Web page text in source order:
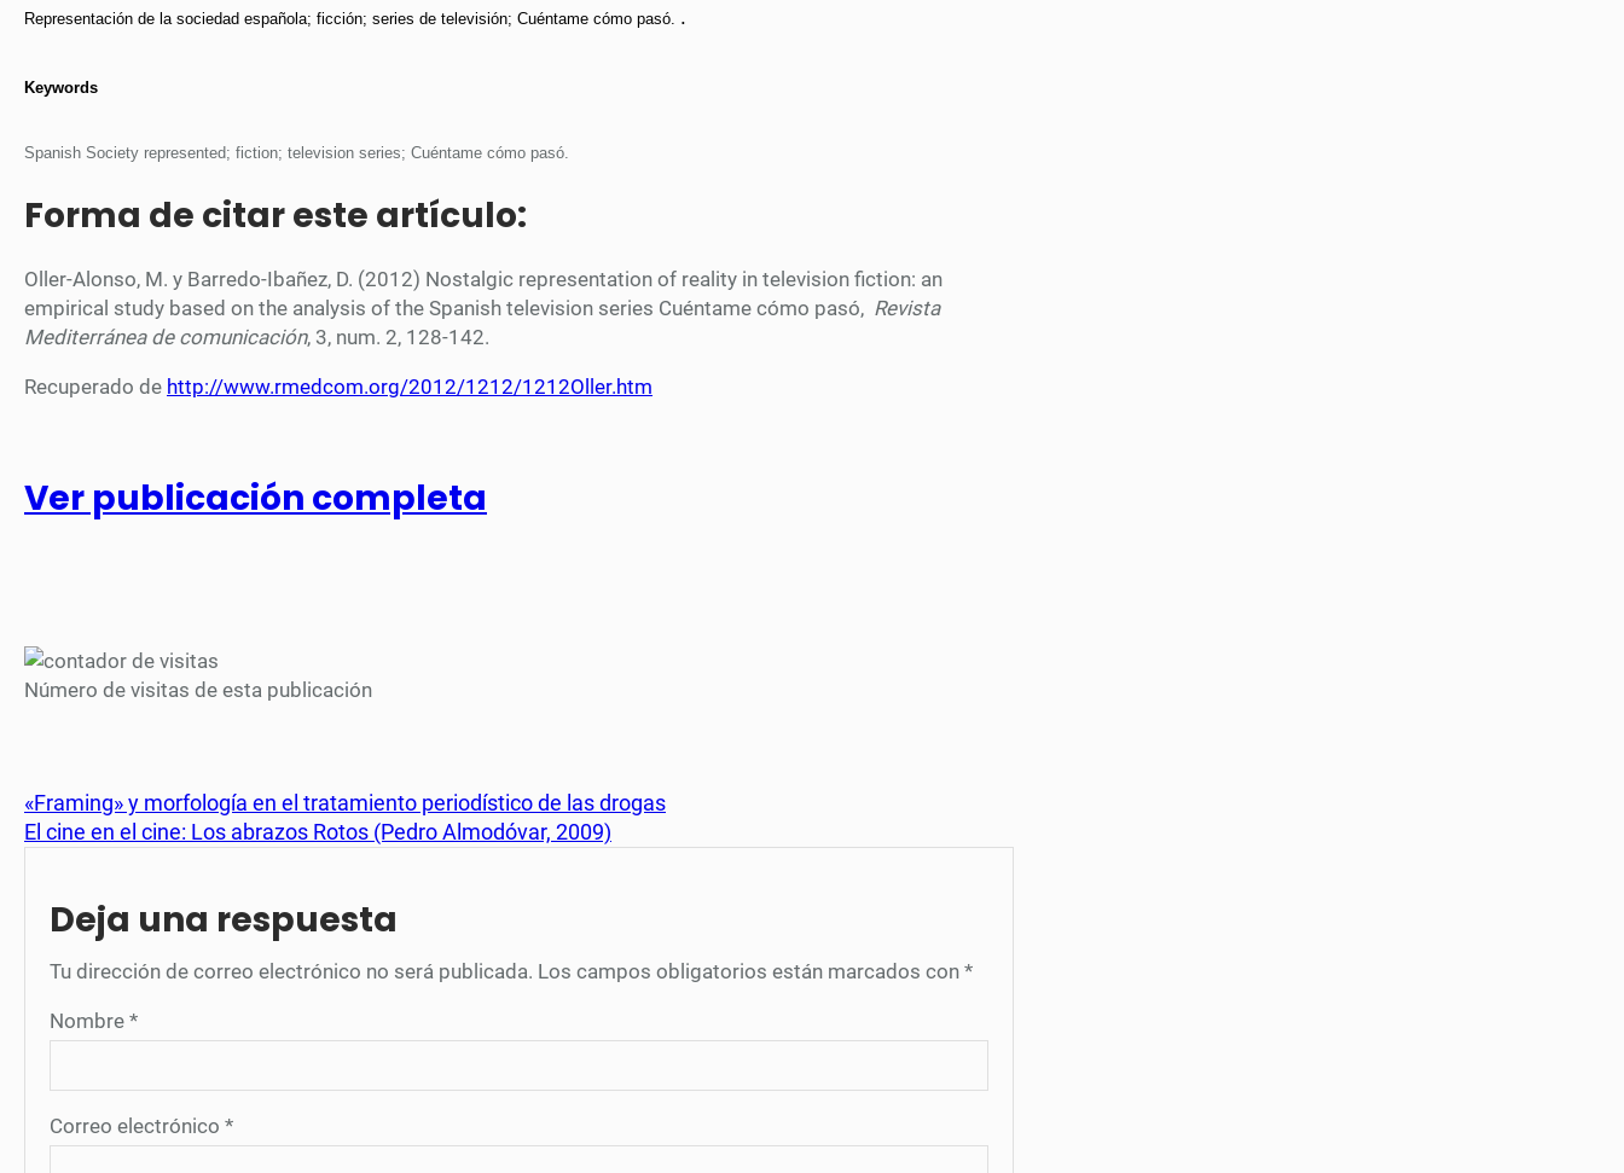
Representación de la sociedad española; ficción; series de televisión; Cuéntame cómo pasó. .
Keywords
Spanish Society represented; fiction; television series; Cuéntame cómo pasó.
Forma de citar este artículo:
Oller-Alonso, M. y Barredo-Ibañez, D. (2012) Nostalgic representation of reality in television fiction: an
empirical study based on the analysis of the Spanish television series Cuéntame cómo pasó, Revista
Mediterránea de comunicación, 3, num. 2, 128-142.
Recuperado de http://www.rmedcom.org/2012/1212/1212Oller.htm
Ver publicación completa
Número de visitas de esta publicación
«Framing» y morfología en el tratamiento periodístico de las drogas
El cine en el cine: Los abrazos Rotos (Pedro Almodóvar, 2009)
Deja una respuesta
Tu dirección de correo electrónico no será publicada. Los campos obligatorios están marcados con *
Nombre *
Correo electrónico *